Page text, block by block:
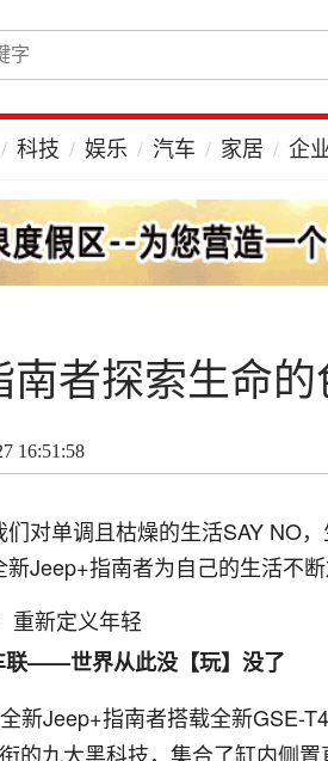
科技 娱乐 汽车 家居 企
南者探索生命
16:51:58
对单调且枯燥的生活SAY NO
Jeep+指南者为自己的生活不断
联——世界从此没【玩】没了
全新Jeep+指南者搭载全新GSE-
的九大黑科技，集合了缸内侧